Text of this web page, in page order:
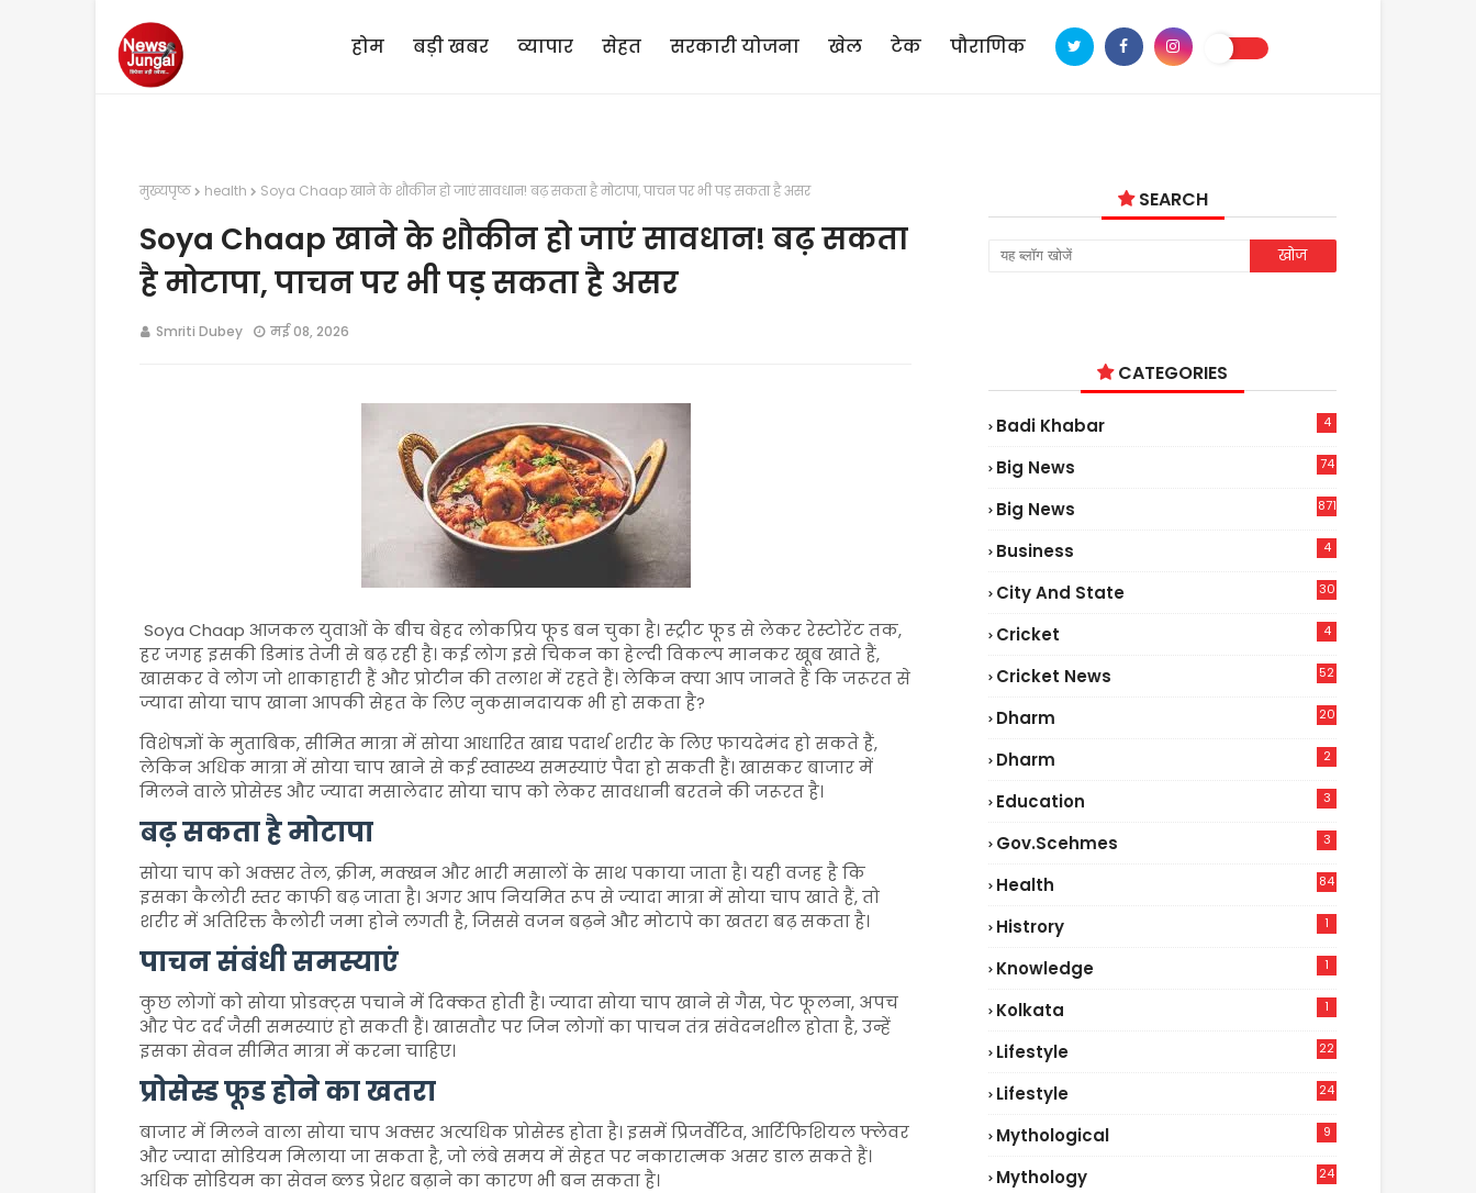
होम बड़ी खबर व्यापार सेहत सरकारी योजना खेल टेक पौराणिक
मुख्यपृष्ठ health Soya Chaap खाने के शौकीन हो जाएं सावधान! बढ़ सकता है मोटापा, पाचन पर भी पड़ सकता है असर
Soya Chaap खाने के शौकीन हो जाएं सावधान! बढ़ सकता
है मोटापा, पाचन पर भी पड़ सकता है असर
Smriti Dubey मई 08, 2026
Soya Chaap आजकल युवाओं के बीच बेहद लोकप्रिय फूड बन चुका है। स्ट्रीट फूड से लेकर रेस्टोरेंट तक,
हर जगह इसकी डिमांड तेजी से बढ़ रही है। कई लोग इसे चिकन का हेल्दी विकल्प मानकर खूब खाते हैं,
खासकर वे लोग जो शाकाहारी हैं और प्रोटीन की तलाश में रहते हैं। लेकिन क्या आप जानते हैं कि जरूरत से
ज्यादा सोया चाप खाना आपकी सेहत के लिए नुकसानदायक भी हो सकता है?
विशेषज्ञों के मुताबिक, सीमित मात्रा में सोया आधारित खाद्य पदार्थ शरीर के लिए फायदेमंद हो सकते हैं,
लेकिन अधिक मात्रा में सोया चाप खाने से कई स्वास्थ्य समस्याएं पैदा हो सकती हैं। खासकर बाजार में
मिलने वाले प्रोसेस्ड और ज्यादा मसालेदार सोया चाप को लेकर सावधानी बरतने की जरूरत है।
बढ़ सकता है मोटापा
सोया चाप को अक्सर तेल, क्रीम, मक्खन और भारी मसालों के साथ पकाया जाता है। यही वजह है कि
इसका कैलोरी स्तर काफी बढ़ जाता है। अगर आप नियमित रूप से ज्यादा मात्रा में सोया चाप खाते हैं, तो
शरीर में अतिरिक्त कैलोरी जमा होने लगती है, जिससे वजन बढ़ने और मोटापे का खतरा बढ़ सकता है।
पाचन संबंधी समस्याएं
कुछ लोगों को सोया प्रोडक्ट्स पचाने में दिक्कत होती है। ज्यादा सोया चाप खाने से गैस, पेट फूलना, अपच
और पेट दर्द जैसी समस्याएं हो सकती हैं। खासतौर पर जिन लोगों का पाचन तंत्र संवेदनशील होता है, उन्हें
इसका सेवन सीमित मात्रा में करना चाहिए।
प्रोसेस्ड फूड होने का खतरा
बाजार में मिलने वाला सोया चाप अक्सर अत्यधिक प्रोसेस्ड होता है। इसमें प्रिजर्वेटिव, आर्टिफिशियल फ्लेवर
और ज्यादा सोडियम मिलाया जा सकता है, जो लंबे समय में सेहत पर नकारात्मक असर डाल सकते हैं।
अधिक सोडियम का सेवन ब्लड प्रेशर बढ़ाने का कारण भी बन सकता है।
SEARCH
CATEGORIES
Badi Khabar 4
Big News
74
Big News 871
Business 4
City And State 30
Cricket 4
Cricket News
52
Dharm 20
Dharm 2
Education 3
Gov.scehmes 3
Health
84
Histrory 1
Knowledge 1
Kolkata 1
Lifestyle
22
Lifestyle
24
Mythological 9
Mythology 24